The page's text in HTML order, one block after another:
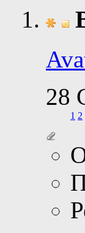
28
1 2